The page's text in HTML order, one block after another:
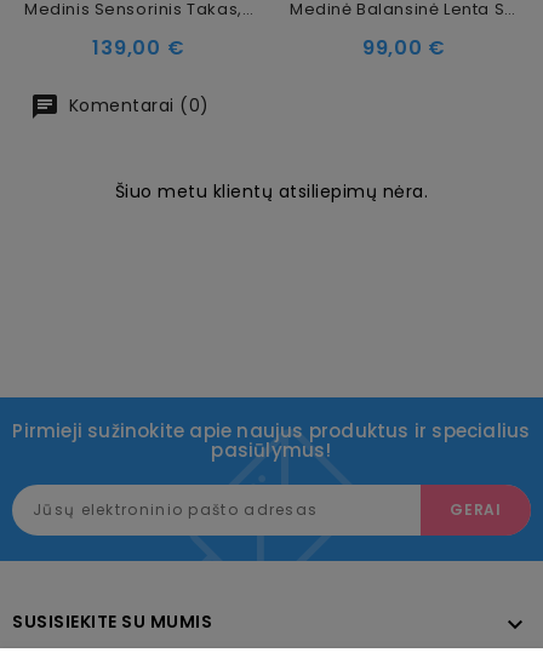
Medinis Sensorinis Takas, 5 Dalių, Baltas
Kaina
139,00 €
Medinė Balansinė Lenta Su Margai Pilku Veltiniu – Pilka, 80x30 Cm
Kaina
99,00 €
Komentarai (0)
Šiuo metu klientų atsiliepimų nėra.
Pirmieji sužinokite apie naujus produktus ir specialius
pasiūlymus!
SUSISIEKITE SU MUMIS 